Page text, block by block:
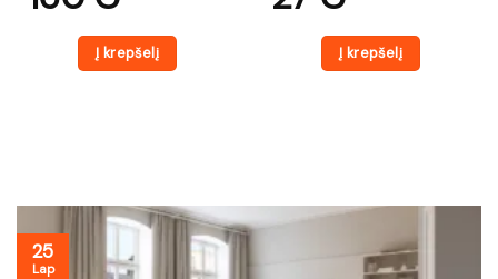
Į krepšelį Į krepšelį
25
Lap